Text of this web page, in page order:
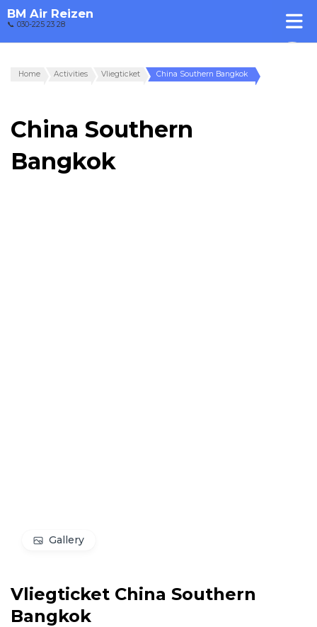
BM Air Reizen
📞 030-225 23 28
Home Activities Vliegticket China Southern Bangkok
China Southern
Bangkok
Gallery
Vliegticket China Southern
Bangkok